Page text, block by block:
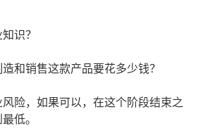
识？
和销售这款产品要花多少钱？
险，如果可以，在这个阶段结束之
低。